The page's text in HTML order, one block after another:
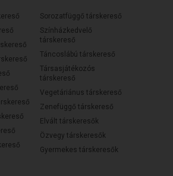
Sorozatfüggő társkereső
Színházkedvelő
társkereső
Táncoslábú társkereső
Társasjátékozós
társkereső
Vegetáriánus társkereső
Zenefüggő társkereső
Elvált társkeresők
Özvegy társkeresők
Gyermekes társkeresők